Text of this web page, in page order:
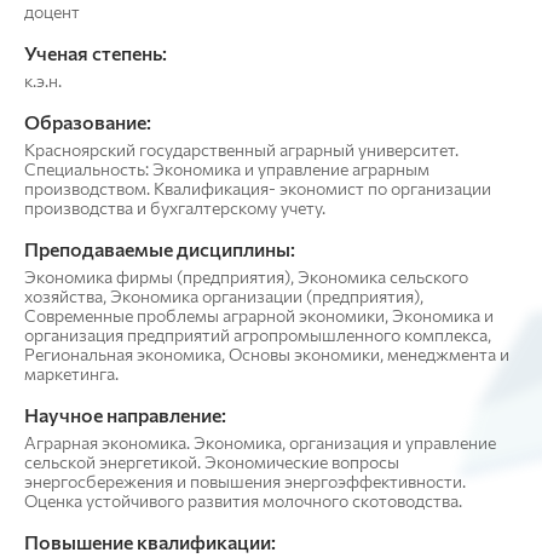
доцент
Ученая степень:
к.э.н.
Образование:
Красноярский государственный аграрный университет.
Специальность: Экономика и управление аграрным
производством. Квалификация- экономист по организации
производства и бухгалтерскому учету.
Преподаваемые дисциплины:
Экономика фирмы (предприятия), Экономика сельского
хозяйства, Экономика организации (предприятия),
Современные проблемы аграрной экономики, Экономика и
организация предприятий агропромышленного комплекса,
Региональная экономика, Основы экономики, менеджмента и
маркетинга.
Научное направление:
Аграрная экономика. Экономика, организация и управление
сельской энергетикой. Экономические вопросы
энергосбережения и повышения энергоэффективности.
Оценка устойчивого развития молочного скотоводства.
Повышение квалификации: